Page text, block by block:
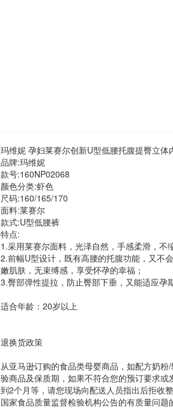
玛维妮 孕妇莱赛尔创新U型低腰托腹提臀立
品牌:玛维妮
款号:160NP02068
颜色分类:虾色
尺码:160/165/170
面料:莱赛尔
款式:U型低腰裤
特点:
1.采用莱赛尔面料，光泽自然，手感柔滑，不
2.前幅U型设计，既有高腰的托腹功能，又不
嫩肌肤，无束缚感，享受怀孕的幸福；
3.臀部弹性提拉，防止臀部下垂，又能适应
适合年龄：20岁以上
退换货政策
从亚马逊订购的食品类母婴商品，如配方奶
验商品及保质期，如果不符合您的预订要求
到2个月等，请您现场向配送人员指出后拒收
国家食品质量监督检验机构公告的有质量问